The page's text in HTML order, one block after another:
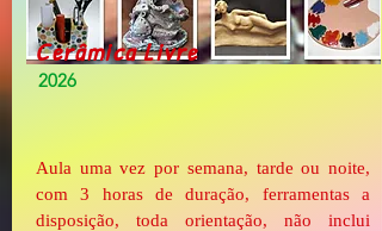
Cerâmica Livre
2026
Aula uma vez por semana, tarde ou noite,
com 3 horas de duração, ferramentas a
disposição, toda orientação, não inclui